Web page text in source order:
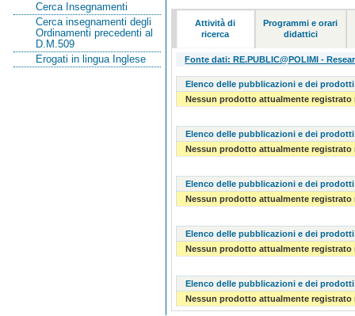
Cerca Insegnamenti
Cerca insegnamenti degli
Ordinamenti precedenti al
D.M.509
Erogati in lingua Inglese
Attività di
ricerca
Programmi e orari
didattici
Fonte dati: RE.PUBLIC@POLIMI -
Elenco delle pubblicazioni e dei
Nessun prodotto attualmente registrato
Elenco delle pubblicazioni e dei
Nessun prodotto attualmente registrato
Elenco delle pubblicazioni e dei
Nessun prodotto attualmente registrato
Elenco delle pubblicazioni e dei
Nessun prodotto attualmente registrato
Elenco delle pubblicazioni e dei
Nessun prodotto attualmente registrato